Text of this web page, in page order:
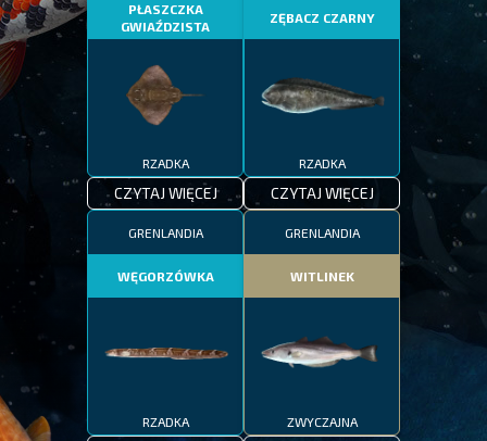
PŁASZCZKA
GWIAŹDZISTA
RZADKA
CZYTAJ WIĘCEJ
ZĘBACZ CZARNY
RZADKA
CZYTAJ WIĘCEJ
GRENLANDIA
WĘGORZÓWKA
RZADKA
GRENLANDIA
WITLINEK
ZWYCZAJNA